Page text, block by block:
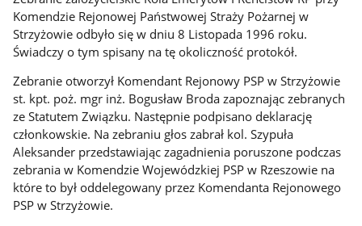
Komendzie Rejonowej Państwowej Straży Pożarnej w
Strzyżowie odbyło się w dniu 8 Listopada 1996 roku.
Świadczy o tym spisany na tę okoliczność protokół.
Zebranie otworzył Komendant Rejonowy PSP w Strzyżowie
st. kpt. poż. mgr inż. Bogusław Broda zapoznając zebranych
ze Statutem Związku. Następnie podpisano deklarację
członkowskie. Na zebraniu głos zabrał kol. Szypuła
Aleksander przedstawiając zagadnienia poruszone podczas
zebrania w Komendzie Wojewódzkiej PSP w Rzeszowie na
które to był oddelegowany przez Komendanta Rejonowego
PSP w Strzyżowie.